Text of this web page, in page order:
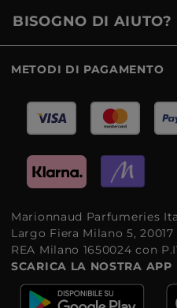
BISOGNO DI AIUTO?
METODI DI PAGAMENTO
Marionnaud Parfumeries
Largo Fiera Milano 5, 20017
REA Milano 1650024 con
SCARICA LA NOSTRA APP